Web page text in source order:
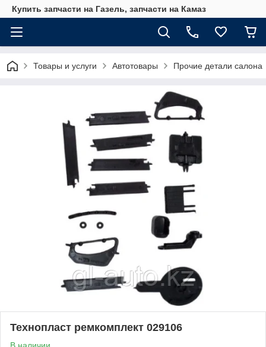
Купить запчасти на Газель, запчасти на Камаз
Товары и услуги Автотовары Прочие детали салона
Технопласт ремкомплект 029106
В наличии